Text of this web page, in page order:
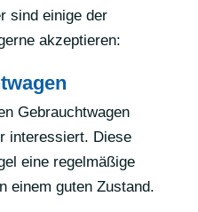
sind einige der
akzeptieren:
Gebrauchtwagen
interessiert. Diese
eine regelmäßige
einem guten Zustand.